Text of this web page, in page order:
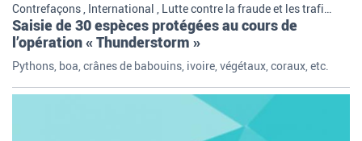
Saisie de 30 espèces protégées au cours de
l’opération « Thunderstorm »
Pythons, boa, crânes de babouins, ivoire, végétaux, coraux, etc.